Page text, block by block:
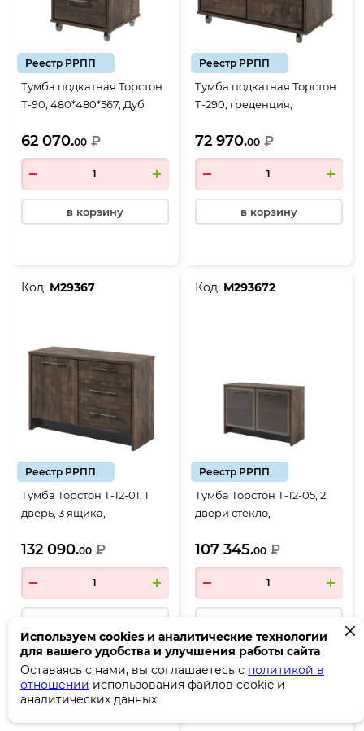
Реестр РРПП
Тумба подкатная Торстон
Т-90, 480*480*567, Дуб
62 070.00 ₽
в корзину
Реестр РРПП
Тумба подкатная Торстон
Т-290, греденция,
Бунратти-Антрацит
72 970.00 ₽
в корзину
Код: М29367
Реестр РРПП
Тумба Торстон Т-12-01, 1
дверь, 3 ящика,
Бунратти-Антрацит
132 090.00 ₽
Код: М293672
Реестр РРПП
Тумба Торстон Т-12-05, 2
двери стекло,
Бунратти-Антрацит
107 345.00 ₽
Код:М29368
Используем cookies и аналитические технологии
для вашего удобства и улучшения работы сайта
Оставаясь с нами, вы соглашаетесь с политикой в
отношении использования файлов cookie и
аналитических данных